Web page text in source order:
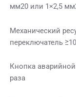
мм20 или 1×2,5
Механический
переключатель
Кнопка
раза